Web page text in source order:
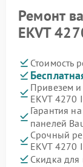
Ремонт
EKVT
Стоимость
Привезем
EKVT 4270
Гарантия
панелей
Срочный
EKVT 4270
Скидка для